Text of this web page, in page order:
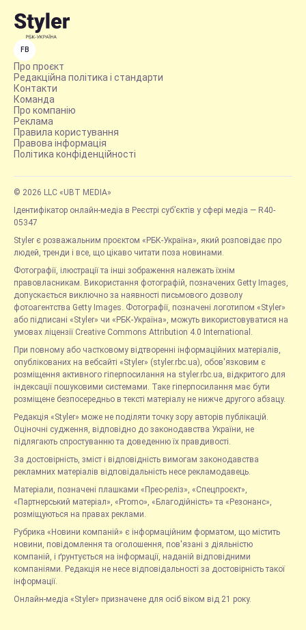
FB
Про проєкт
Редакційна політика і стандарти
Контакти
Команда
Про компанію
Реклама
Правила користування
Правова інформація
Політика конфіденційності
© 2026 LLC «UBT MEDIA»
Ідентифікатор онлайн-медіа в Реєстрі суб’єктів у сфері медіа — R40-
05347
Styler є розважальним проєктом «РБК-Україна», який розповідає про
людей, тренди і все, що цікаво читати поза новинами.
Фотографії, ілюстрації та інші зображення належать їхнім
правовласникам. Використання фотографій, позначених Getty Images,
допускається виключно за наявності письмового дозволу
фотоагентства Getty Images. Фотографії, позначені логотипом «Styler»
або підписані «Styler» чи «РБК-Україна», можуть використовуватися на
умовах ліцензії Creative Commons Attribution 4.0 International.
При повному або частковому відтворенні інформаційних матеріалів,
опублікованих на вебсайті «Styler» (styler.rbc.ua), обов'язковим є
розміщення активного гіперпосилання на styler.rbc.ua, відкритого для
індексації пошуковими системами. Таке гіперпосилання має бути
розміщене безпосередньо в тексті матеріалу не нижче другого абзацу.
Редакція «Styler» може не поділяти точку зору авторів публікацій.
Оціночні судження, відповідно до законодавства України, не
підлягають спростуванню та доведенню їх правдивості.
За достовірність, зміст і відповідність вимогам законодавства
рекламних матеріалів відповідальність несе рекламодавець.
Матеріали, позначені плашками «Прес-реліз», «Спецпроєкт»,
«Партнерський матеріал», «Promo», «Благодійність» та «Резонанс»,
розміщуються на правах реклами.
Рубрика «Новини компаній» є інформаційним форматом, що містить
новини, повідомлення та оголошення, пов'язані з діяльністю
компаній, і ґрунтується на інформації, наданій відповідними
компаніями. Редакція не несе відповідальності за достовірність такої
інформації.
Онлайн-медіа «Styler» призначене для осіб віком від 21 року.